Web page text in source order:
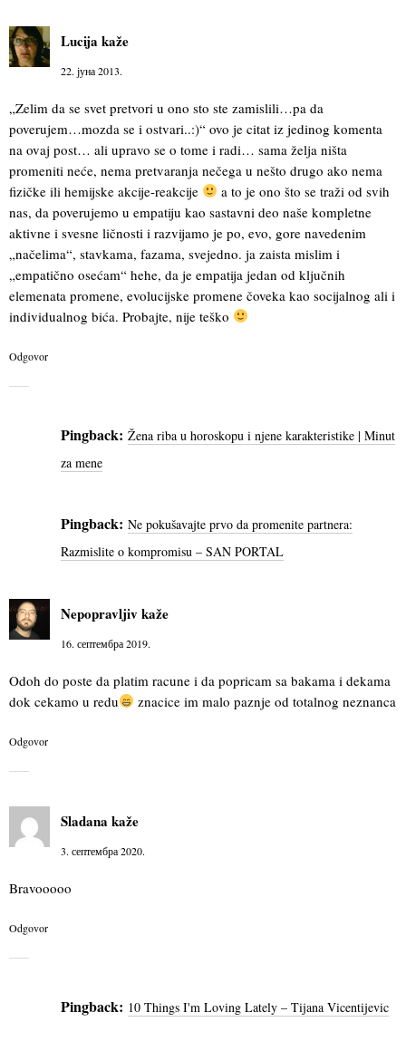
Lucija kaže
22. јуна 2013.
„Zelim da se svet pretvori u ono sto ste zamislili…pa da
poverujem…mozda se i ostvari..:)“ ovo je citat iz jedinog komenta
na ovaj post… ali upravo se o tome i radi… sama želja ništa
promeniti neće, nema pretvaranja nečega u nešto drugo ako nema
fizičke ili hemijske akcije-reakcije
a to je ono što se traži od svih
nas, da poverujemo u empatiju kao sastavni deo naše kompletne
aktivne i svesne ličnosti i razvijamo je po, evo, gore navedenim
„načelima“, stavkama, fazama, svejedno. ja zaista mislim i
„empatično osećam“ hehe, da je empatija jedan od ključnih
elemenata promene, evolucijske promene čoveka kao socijalnog ali i
individualnog bića. Probajte, nije teško
Odgovor
Pingback: Žena riba u horoskopu i njene karakteristike | Minut
za mene
Pingback: Ne pokušavajte prvo da promenite partnera:
Razmislite o kompromisu – SAN PORTAL
Nepopravljivkaže
16. септембра 2019.
Odoh do poste da platim racune i da popricam sa bakama i dekama
dok cekamo u redu
znacice im malo paznje od totalnog neznanca
Odgovor
Sladana kaže
3. септембра 2020.
Bravooooo
Odgovor
Pingback: 10 Things I'm Loving Lately – Tijana Vicentijevic